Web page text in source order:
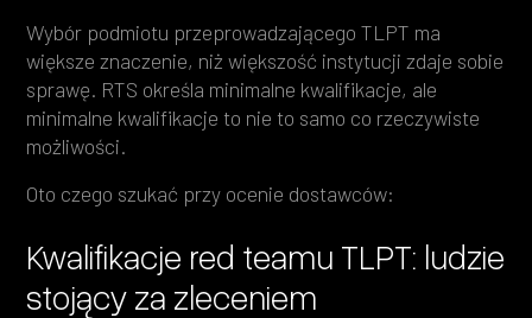
Wybór podmiotu przeprowadzającego TLPT ma
większe znaczenie, niż większość instytucji zdaje sobie
sprawę. RTS określa minimalne kwalifikacje, ale
minimalne kwalifikacje to nie to samo co rzeczywiste
możliwości.
Oto czego szukać przy ocenie dostawców:
Kwalifikacje red teamu TLPT: ludzie
stojący za zleceniem